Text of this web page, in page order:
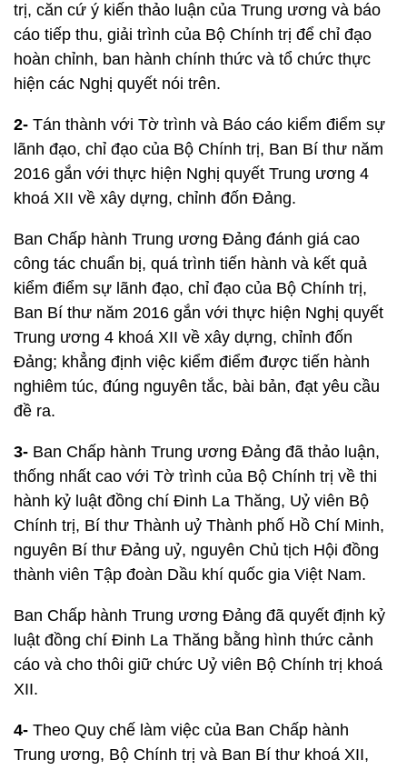
trị, căn cứ ý kiến thảo luận của Trung ương và báo
cáo tiếp thu, giải trình của Bộ Chính trị để chỉ đạo
hoàn chỉnh, ban hành chính thức và tổ chức thực
hiện các Nghị quyết nói trên.
2- Tán thành với Tờ trình và Báo cáo kiểm điểm sự
lãnh đạo, chỉ đạo của Bộ Chính trị, Ban Bí thư năm
2016 gắn với thực hiện Nghị quyết Trung ương 4
khoá XII về xây dựng, chỉnh đốn Đảng.
Ban Chấp hành Trung ương Đảng đánh giá cao
công tác chuẩn bị, quá trình tiến hành và kết quả
kiểm điểm sự lãnh đạo, chỉ đạo của Bộ Chính trị,
Ban Bí thư năm 2016 gắn với thực hiện Nghị quyết
Trung ương 4 khoá XII về xây dựng, chỉnh đốn
Đảng; khẳng định việc kiểm điểm được tiến hành
nghiêm túc, đúng nguyên tắc, bài bản, đạt yêu cầu
đề ra.
3- Ban Chấp hành Trung ương Đảng đã thảo luận,
thống nhất cao với Tờ trình của Bộ Chính trị về thi
hành kỷ luật đồng chí Đinh La Thăng, Uỷ viên Bộ
Chính trị, Bí thư Thành uỷ Thành phố Hồ Chí Minh,
nguyên Bí thư Đảng uỷ, nguyên Chủ tịch Hội đồng
thành viên Tập đoàn Dầu khí quốc gia Việt Nam.
Ban Chấp hành Trung ương Đảng đã quyết định kỷ
luật đồng chí Đinh La Thăng bằng hình thức cảnh
cáo và cho thôi giữ chức Uỷ viên Bộ Chính trị khoá
XII.
4- Theo Quy chế làm việc của Ban Chấp hành
Trung ương, Bộ Chính trị và Ban Bí thư khoá XII,